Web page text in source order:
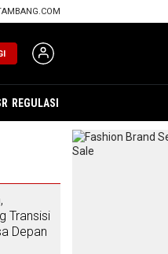
REGULASI
Transisi
Depan